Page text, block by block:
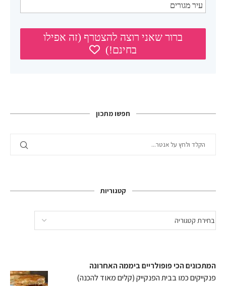
חפשו מתכון
קטגוריות
המתכונים הכי פופולריים ביממה האחרונה
פנקייקים כמו בבית הפנקייק (קלים מאוד להכנה)